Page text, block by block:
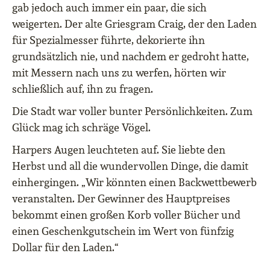
gab jedoch auch immer ein paar, die sich
weigerten. Der alte GriesgramCraig, der den Laden
für Spezialmesser führte, dekorierte ihn
grundsätzlich nie, und nachdem er gedroht hatte,
mit Messern nach uns zu werfen, hörten wir
schließlich auf, ihn zu fragen.
Die Stadt war voller bunter Persönlichkeiten. Zum
Glück mag ich schräge Vögel.
Harpers Augen leuchteten auf. Sie liebte den
Herbst und all die wundervollen Dinge, die damit
einhergingen. „Wir könnten einen Backwettbewerb
veranstalten. Der Gewinner des Hauptpreises
bekommt einen großen Korb voller Bücher und
einen Geschenkgutschein im Wert von fünfzig
Dollar für den Laden.“